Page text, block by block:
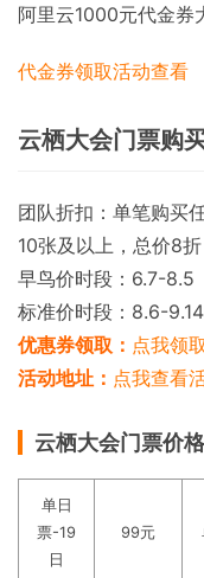
阿里云1000元代金券
代金券领取活动查看
云栖大会门票购
团队折扣：单笔购买
10张及以上，总价8折
早鸟价时段：6.7-8.5
标准价时段：8.6-9.14
优惠券领取： 点我领
活动地址： 点我查看
云栖大会门票价格
单日
票-19
日
99元